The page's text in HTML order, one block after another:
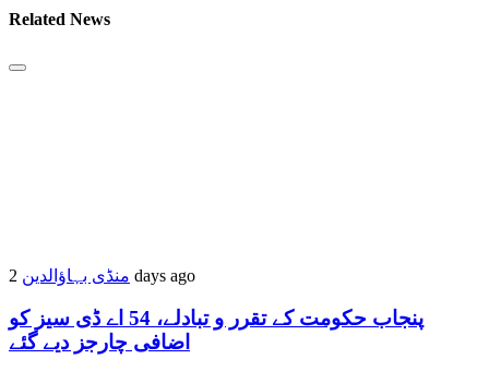
Related News
منڈی بہاؤالدین 2 days ago
پنجاب حکومت کے تقرر و تبادلے، 54 اے ڈی سیز کو
اضافی چارجز دیے گئے